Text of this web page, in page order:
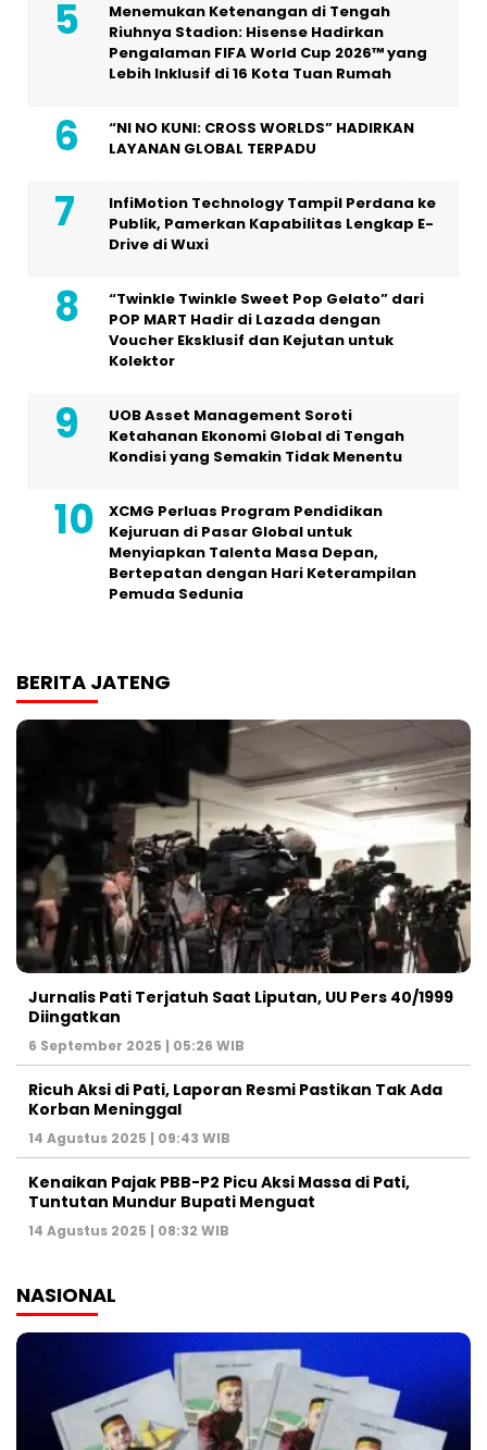
Menemukan Ketenangan di Tengah
Riuhnya Stadion: Hisense Hadirkan
Pengalaman FIFA World Cup 2026™ yang
Lebih Inklusif di 16 Kota Tuan Rumah
“NI NO KUNI: CROSS WORLDS” HADIRKAN
LAYANAN GLOBAL TERPADU
InfiMotion Technology Tampil Perdana ke
Publik, Pamerkan Kapabilitas Lengkap E-
Drive di Wuxi
“Twinkle Twinkle Sweet Pop Gelato” dari
POP MART Hadir di Lazada dengan
Voucher Eksklusif dan Kejutan untuk
Kolektor
UOB Asset Management Soroti
Ketahanan Ekonomi Global di Tengah
Kondisi yang Semakin Tidak Menentu
XCMG Perluas Program Pendidikan
Kejuruan di Pasar Global untuk
Menyiapkan Talenta Masa Depan,
Bertepatan dengan Hari Keterampilan
Pemuda Sedunia
BERITA JATENG
Jurnalis Pati Terjatuh Saat Liputan, UU Pers 40/1999
Diingatkan
6 September 2025 | 05:26 WIB
Ricuh Aksi di Pati, Laporan Resmi Pastikan Tak Ada
Korban Meninggal
14 Agustus 2025 | 09:43 WIB
Kenaikan Pajak PBB-P2 Picu Aksi Massa di Pati,
Tuntutan Mundur Bupati Menguat
14 Agustus 2025 | 08:32 WIB
NASIONAL